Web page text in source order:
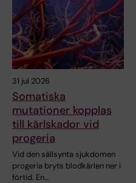
31 jul 2026
Somatiska
mutationer kopplas
till kärlskador vid
progeria
Vid den sällsynta sjukdomen
progeria bryts blodkärlen ner i
förtid. En…